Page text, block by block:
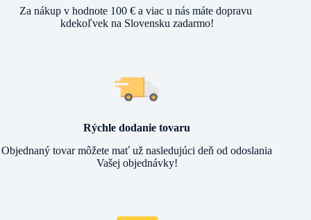
Za nákup v hodnote 100 € a viac u nás máte dopravu
kdekoľvek na Slovensku zadarmo!
Rýchle dodanie tovaru
Objednaný tovar môžete mať už nasledujúci deň od odoslania
Vašej objednávky!